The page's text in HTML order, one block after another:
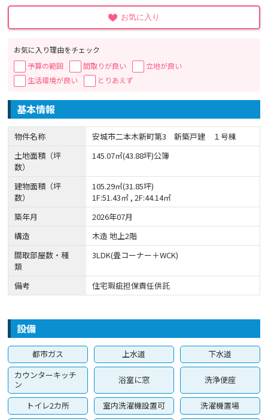
お気に入り
お気に入り理由をチェック
予算の範囲
間取りが良い
立地が良い
生活環境が良い
とりあえず
基本情報
物件名称
安城市二本木新町第3 新築戸建 １号棟
土地面積（坪
数）
145.07㎡(43.88坪)公簿
建物面積（坪
数）
105.29㎡(31.85坪)
1F:51.43㎡ , 2F:44.14㎡
築年月
2026年07月
構造
木造 地上2階
間取部屋数・種
類
3LDK(畳コーナー＋WCK)
備考 住宅瑕疵担保責任供託
設備
都市ガス 上水道
下水道
カウンターキッチ
ン
浴室に窓 洗浄便座
トイレ2カ所 室内洗濯機設置可
洗濯機置場